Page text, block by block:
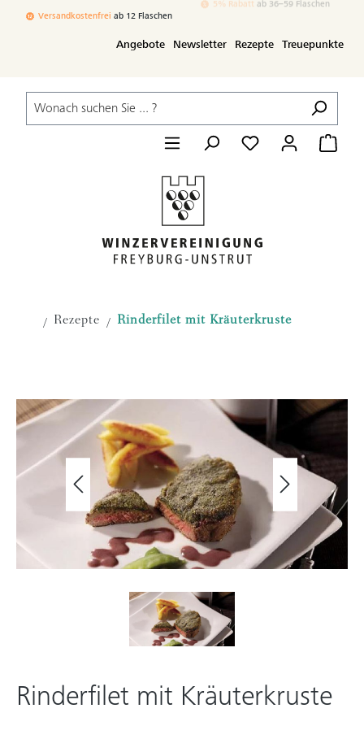
Zum Hauptinhalt springen
Versandkostenfrei ab 12 Flaschen
Angebote Newsletter Rezepte Treuepunkte
Rezepte Rinderfilet mit Kräuterkruste
Rinderfilet mit Kräuterkruste